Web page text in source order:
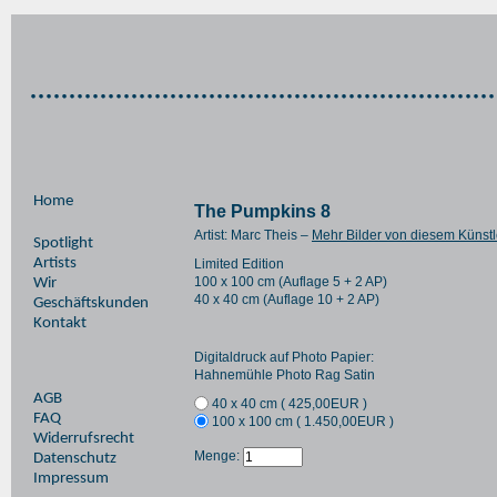
Home
Spotlight
Artists
Wir
Geschäftskunden
Kontakt
AGB
FAQ
Widerrufsrecht
Datenschutz
Impressum
The Pumpkins 8
Artist: Marc Theis – Mehr Bilder von diesem
Limited Edition
100 x 100 cm (Auflage 5 + 2 AP)
40 x 40 cm (Auflage 10 + 2 AP)
Digitaldruck auf Photo Papier:
Hahnemühle Photo Rag Satin
40 x 40 cm ( 425,00EUR )
100 x 100 cm ( 1.450,00EUR )
Menge: